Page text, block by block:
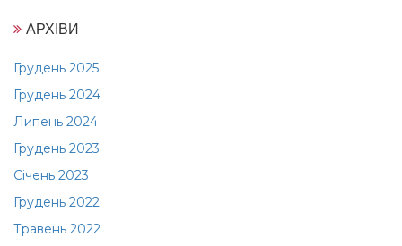
АРХІВИ
Грудень 2025
Грудень 2024
Липень 2024
Грудень 2023
Січень 2023
Грудень 2022
Травень 2022